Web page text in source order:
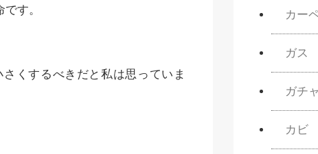
す。
くするべきだと私は思っていま
カー
ガス
ガチ
カビ